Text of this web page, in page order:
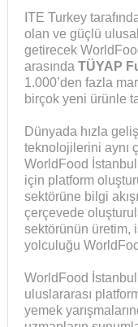
ITE Turkey
olan ve güçlü
getirecek
arasında TÜYAP
1.000’den fazla
birçok yeni ürünle
Dünyada hızla
teknolojilerini aynı
WorldFood İstanbul
için platform
sektörüne bilgi
çerçevede
sektörünün üretim,
yolculuğu
WorldFood
uluslararası
yemek